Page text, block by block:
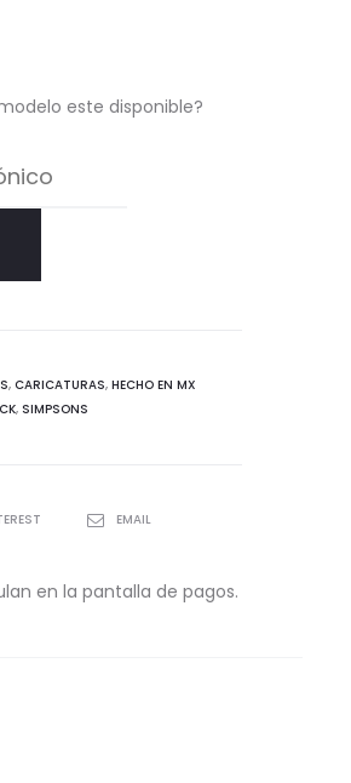
este disponible?
, CARICATURAS, HECHO EN MX
, SIMPSONS
EMAIL
en la pantalla de pagos.